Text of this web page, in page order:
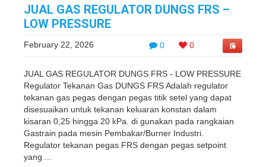
JUAL GAS REGULATOR DUNGS FRS –
LOW PRESSURE
0 0
February 22, 2026
JUAL GAS REGULATOR DUNGS FRS - LOW PRESSURE
Regulator Tekanan Gas DUNGS FRS Adalah regulator
tekanan gas pegas dengan pegas titik setel yang dapat
disesuaikan untuk tekanan keluaran konstan dalam
kisaran 0,25 hingga 20 kPa. di gunakan pada rangkaian
Gastrain pada mesin Pembakar/Burner Industri.
Regulator tekanan pegas FRS dengan pegas setpoint
yang ...